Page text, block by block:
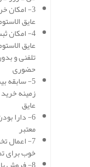
3- امکان
عایق
4- امکان
عایق
تلفنی و
حضوری
زمینه
عایق
6- دارا
معتبر
7- اعمال
خوب برای